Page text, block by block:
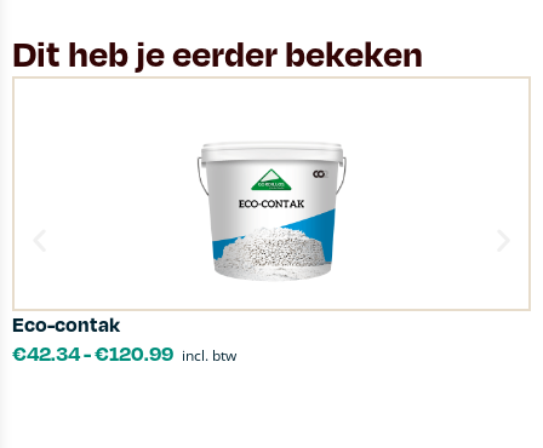
Dit heb je eerder bekeken
Eco-contak
€42.34-€120.99 incl. btw